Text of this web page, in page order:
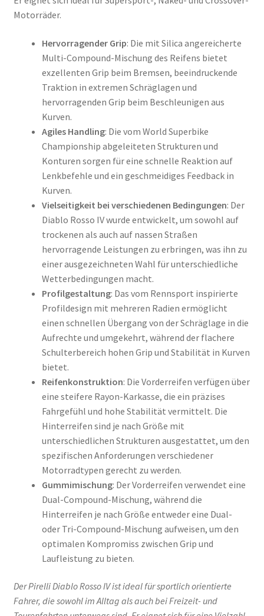
Motorräder.
Hervorragender Grip: Die mit Silica angereicherte
Multi-Compound-Mischung des Reifens bietet
exzellenten Grip beim Bremsen, beeindruckende
Traktion in extremen Schräglagen und
hervorragenden Grip beim Beschleunigen aus
Kurven.
Agiles Handling: Die vom World Superbike
Championship abgeleiteten Strukturen und
Konturen sorgen für eine schnelle Reaktion auf
Lenkbefehle und ein geschmeidiges Feedback in
Kurven.
Vielseitigkeit bei verschiedenen Bedingungen: Der
Diablo Rosso IV wurde entwickelt, um sowohl auf
trockenen als auch auf nassen Straßen
hervorragende Leistungen zu erbringen, was ihn zu
einer ausgezeichneten Wahl für unterschiedliche
Wetterbedingungen macht.
Profilgestaltung: Das vom Rennsport inspirierte
Profildesign mit mehreren Radien ermöglicht
einen schnellen Übergang von der Schräglage in die
Aufrechte und umgekehrt, während der flachere
Schulterbereich hohen Grip und Stabilität in Kurven
bietet.
Reifenkonstruktion: Die Vorderreifen verfügen über
eine steifere Rayon-Karkasse, die ein präzises
Fahrgefühl und hohe Stabilität vermittelt. Die
Hinterreifen sind je nach Größe mit
unterschiedlichen Strukturen ausgestattet, um den
spezifischen Anforderungen verschiedener
Motorradtypen gerecht zu werden.
Gummimischung: Der Vorderreifen verwendet eine
Dual-Compound-Mischung, während die
Hinterreifen je nach Größe entweder eine Dual-
oder Tri-Compound-Mischung aufweisen, um den
optimalen Kompromiss zwischen Grip und
Laufleistung zu bieten.
Der Pirelli Diablo Rosso IV ist ideal für sportlich orientierte
Fahrer, die sowohl im Alltag als auch bei Freizeit- und